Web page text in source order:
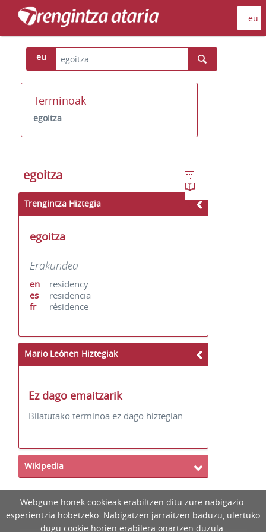
eu
Terminoak
egoitza
egoitza
Trengintza Hiztegia
egoitza
Erakundea
en
residency
es
residencia
fr
résidence
Mario Leónen Hiztegiak
Ez dago emaitzarik
Bilatutako terminoa ez dago hiztegian.
Wikipedia
Webgune honek cookieak erabiltzen ditu zure nabigazio-
esperientzia hobetzeko. Nabigatzen jarraitzen baduzu, ulertuko
dugu cookie horien erabilera onartzen duzula.